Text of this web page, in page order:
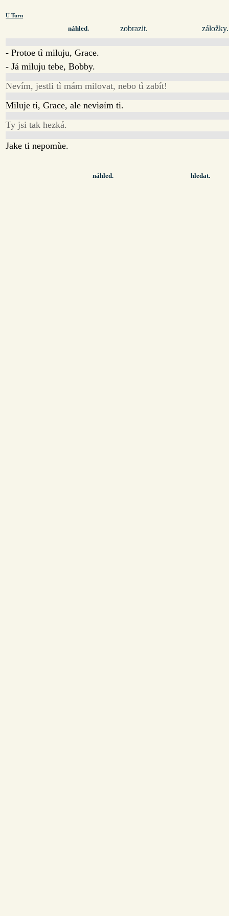
U Turn
náhled. zobrazit. záložky.
- Protoe tì miluju, Grace.
- Já miluju tebe, Bobby.
Nevím, jestli tì mám milovat, nebo tì zabít!
Miluje tì, Grace, ale nevìøím ti.
Ty jsi tak hezká.
Jake ti nepomùe.
náhled. hledat.